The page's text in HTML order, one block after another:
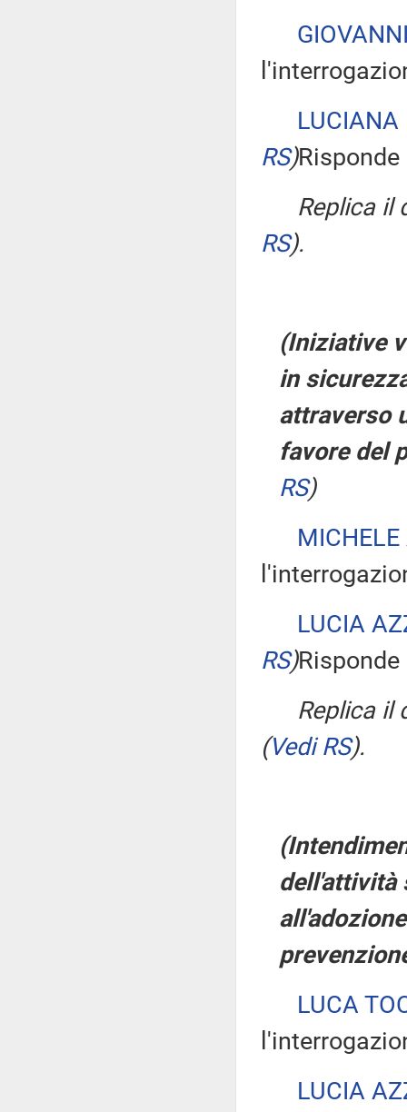
LUCIANA
RS)
Replica il
RS).
(Iniziative
in
attraverso
favore del
RS)
LUCIA
RS)
Replica il
(Vedi RS).
dell'attività
LUCA
LUCIA